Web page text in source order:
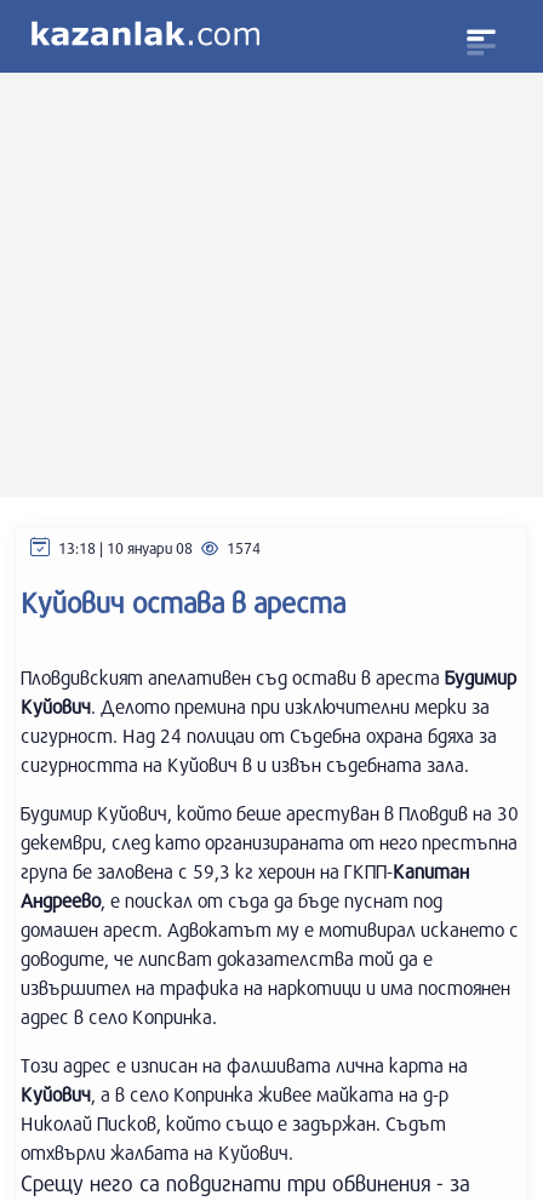
13:18 | 10 януари 08 1574
Куйович остава в ареста
Пловдивският апелативен съд остави в ареста Будимир
Куйович. Делото премина при изключителни мерки за
сигурност. Над 24 полицаи от Съдебна охрана бдяха за
сигурността на Куйович в и извън съдебната зала.
Будимир Куйович, който беше арестуван в Пловдив на 30
декември, след като организираната от него престъпна
група бе заловена с 59,3 кг хероин на ГКПП-Капитан
Андреево, е поискал от съда да бъде пуснат под
домашен арест. Адвокатът му е мотивирал искането с
доводите, че липсват доказателства той да е
извършител на трафика на наркотици и има постоянен
адрес в село Копринка.
Този адрес е изписан на фалшивата лична карта на
Куйович, а в село Копринка живее майката на д-р
Николай Писков, който също е задържан. Съдът
отхвърли жалбата на Куйович.
Срещу него са повдигнати три обвинения - за